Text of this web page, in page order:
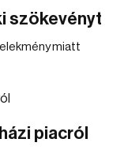
szökevényt
miatt
piacról